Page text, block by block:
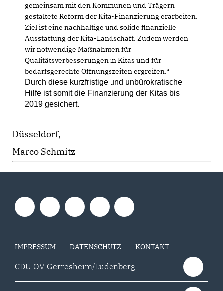
gemeinsam mit den Kommunen und Trägern
gestaltete Reform der Kita-Finanzierung erarbeiten.
Ziel ist eine nachhaltige und solide finanzielle
Ausstattung der Kita-Landschaft. Zudem werden
wir notwendige Maßnahmen für
Qualitätsverbesserungen in Kitas und für
bedarfsgerechte Öffnungszeiten ergreifen.“
Durch diese kurzfristige und unbürokratische
Hilfe ist somit die Finanzierung der Kitas bis
2019 gesichert.
Düsseldorf,
Marco Schmitz
IMPRESSUM DATENSCHUTZ KONTAKT
CDU OV Gerresheim/Ludenberg